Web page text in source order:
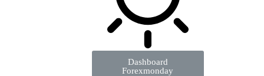
Dashboard
Forexmonday